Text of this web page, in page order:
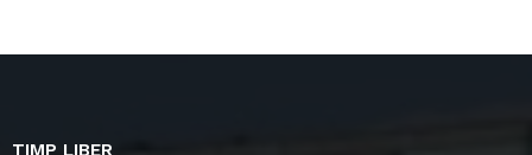
TIMP LIBER